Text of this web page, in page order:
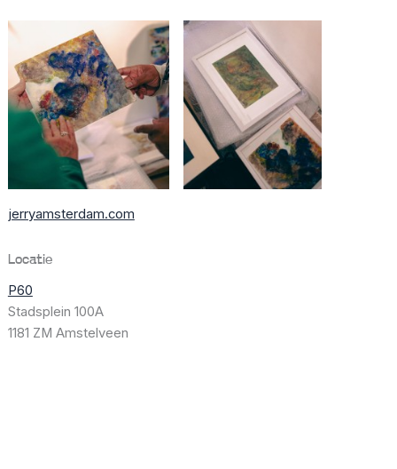
jerryamsterdam.com
Locatie
P60
Stadsplein 100A
1181 ZM Amstelveen